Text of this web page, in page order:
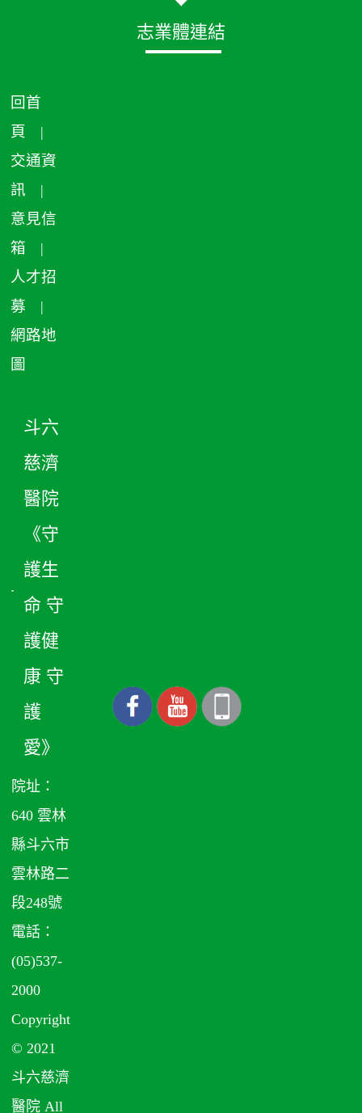
志業體連結
回首
頁 |
交通資
訊 |
意見信
箱 |
人才招
募 |
網路地
圖
斗六
慈濟
醫院
《守
護生
命 守
護健
康 守
護
愛》
院址：
640 雲林
縣斗六市
雲林路二
段248號
電話：
(05)537-
2000
Copyright
© 2021
斗六慈濟
醫院 All